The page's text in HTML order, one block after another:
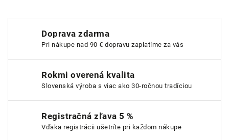
Doprava zdarma
Pri nákupe nad 90 € dopravu zaplatíme za vás
Rokmi overená kvalita
Slovenská výroba s viac ako 30-ročnou tradíciou
Registračná zľava 5 %
Vďaka registrácii ušetríte pri každom nákupe